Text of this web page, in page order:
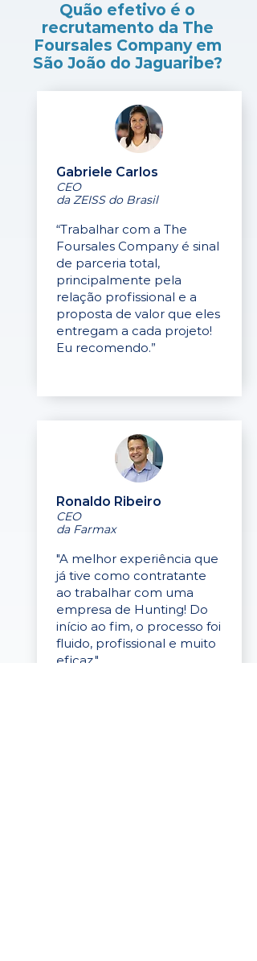
Quão efetivo é o
recrutamento da The
Foursales Company em
São João do Jaguaribe?
Gabriele Carlos
CEO
da ZEISS do Brasil
“Trabalhar com a The
Foursales Company é sinal
de parceria total,
principalmente pela
relação profissional e a
proposta de valor que eles
entregam a cada projeto!
Eu recomendo.”
Ronaldo Ribeiro
CEO
da Farmax
"A melhor experiência que
já tive como contratante
ao trabalhar com uma
empresa de Hunting! Do
início ao fim, o processo foi
fluido, profissional e muito
eficaz."